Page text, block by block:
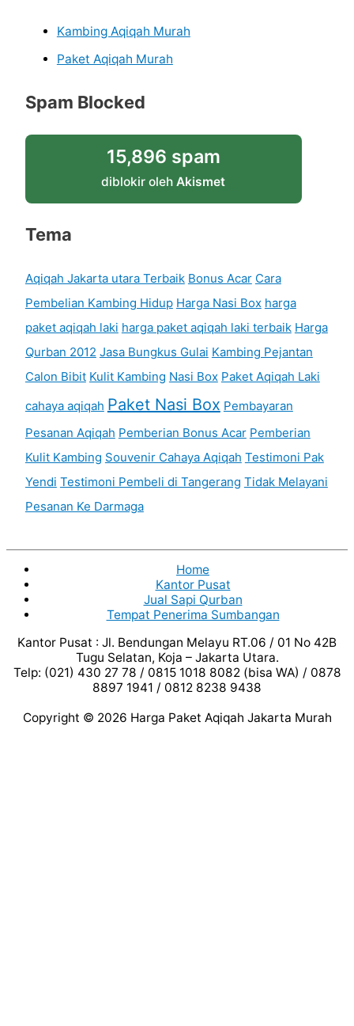
Kambing Aqiqah Murah
Paket Aqiqah Murah
Spam Blocked
15,896 spam
diblokir oleh Akismet
Tema
Aqiqah Jakarta utara Terbaik Bonus Acar Cara
Pembelian Kambing Hidup Harga Nasi Box harga
paket aqiqah laki harga paket aqiqah laki terbaik Harga
Qurban 2012 Jasa Bungkus Gulai Kambing Pejantan
Calon Bibit Kulit Kambing Nasi Box Paket Aqiqah Laki
cahaya aqiqah Paket Nasi Box Pembayaran
Pesanan Aqiqah Pemberian Bonus Acar Pemberian
Kulit Kambing Souvenir Cahaya Aqiqah Testimoni Pak
Yendi Testimoni Pembeli di Tangerang Tidak Melayani
Pesanan Ke Darmaga
Home
Kantor Pusat
Jual Sapi Qurban
Tempat Penerima Sumbangan
Kantor Pusat : Jl. Bendungan Melayu RT.06 / 01 No 42B
Tugu Selatan, Koja – Jakarta Utara.
Telp: (021) 430 27 78 / 0815 1018 8082 (bisa WA) / 0878
8897 1941 / 0812 8238 9438
Copyright © 2026 Harga Paket Aqiqah Jakarta Murah